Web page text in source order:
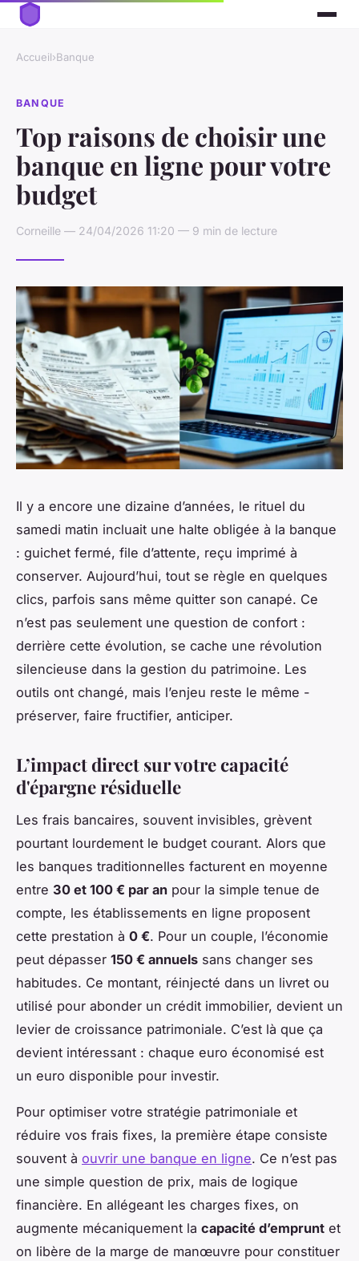
Accueil›Banque
BANQUE
Top raisons de choisir une
banque en ligne pour votre
budget
Corneille — 24/04/2026 11:20 — 9 min de lecture
Il y a encore une dizaine d’années, le rituel du
samedi matin incluait une halte obligée à la banque
: guichet fermé, file d’attente, reçu imprimé à
conserver. Aujourd’hui, tout se règle en quelques
clics, parfois sans même quitter son canapé. Ce
n’est pas seulement une question de confort :
derrière cette évolution, se cache une révolution
silencieuse dans la gestion du patrimoine. Les
outils ont changé, mais l’enjeu reste le même -
préserver, faire fructifier, anticiper.
L’impact direct sur votre capacité
d'épargne résiduelle
Les frais bancaires, souvent invisibles, grèvent
pourtant lourdement le budget courant. Alors que
les banques traditionnelles facturent en moyenne
entre 30 et 100 € par an pour la simple tenue de
compte, les établissements en ligne proposent
cette prestation à 0 €. Pour un couple, l’économie
peut dépasser 150 € annuels sans changer ses
habitudes. Ce montant, réinjecté dans un livret ou
utilisé pour abonder un crédit immobilier, devient un
levier de croissance patrimoniale. C’est là que ça
devient intéressant : chaque euro économisé est
un euro disponible pour investir.
Pour optimiser votre stratégie patrimoniale et
réduire vos frais fixes, la première étape consiste
souvent à ouvrir une banque en ligne. Ce n’est pas
une simple question de prix, mais de logique
financière. En allégeant les charges fixes, on
augmente mécaniquement la capacité d’emprunt et
on libère de la marge de manœuvre pour constituer